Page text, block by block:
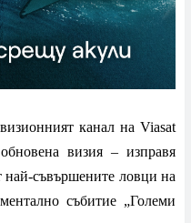
канал на Viasat
обновена визия – изправя
най-съвършените ловци на
събитие „Големи